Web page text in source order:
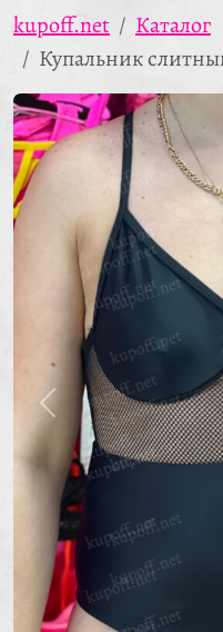
kupoff.net
Каталог
Купальник